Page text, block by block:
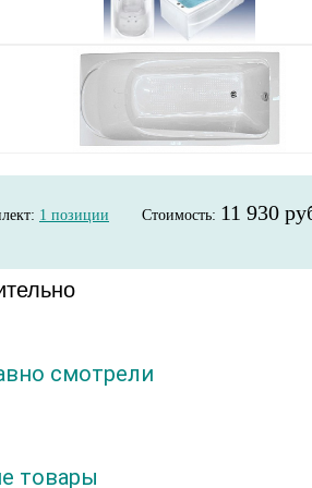
1 позиции Стоимость: 11 930
смотрели
товары